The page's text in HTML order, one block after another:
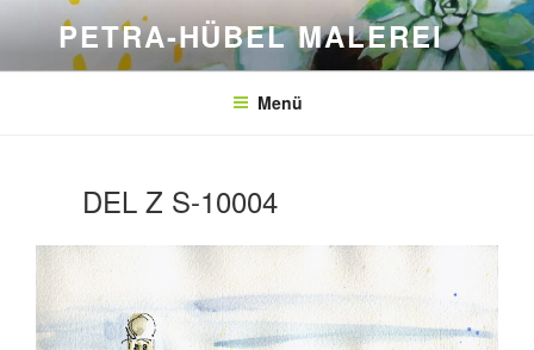
springen
PETRA-HÜBEL MALEREI
Menü
DEL Z S-10004